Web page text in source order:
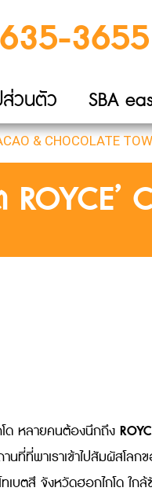
3655
วนตัว SBA
& CHOCOLATE
ด หลายคนต้องนึกถึง
ที่พาเราเข้าไปสัมผัสโลก
เบตสึ จังหวัดฮอกไกโด ใกล้